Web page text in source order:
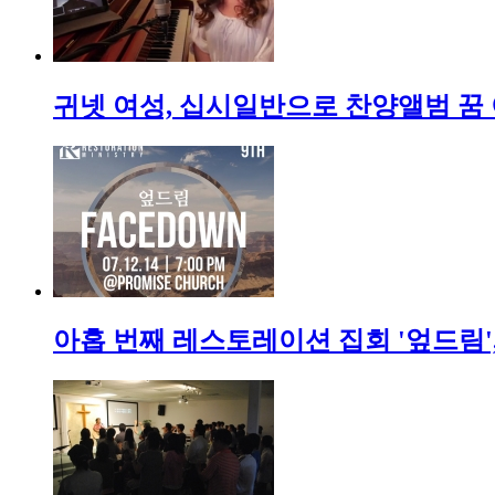
귀넷 여성, 십시일반으로 찬양앨범 꿈
아홉 번째 레스토레이션 집회 '엎드림